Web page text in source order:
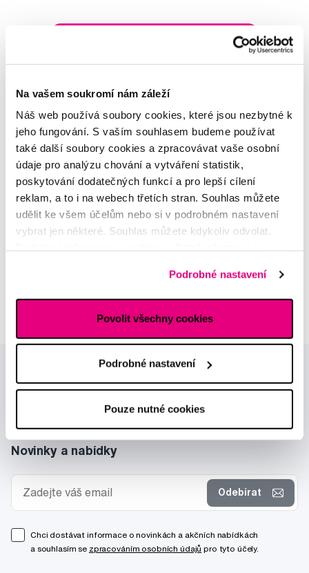
Na vašem soukromí nám záleží
Náš web používá soubory cookies, které jsou nezbytné k
jeho fungování. S vaším souhlasem budeme používat
také další soubory cookies a zpracovávat vaše osobní
údaje pro analýzu chování a vytváření statistik,
poskytování dodatečných funkcí a pro lepší cílení
reklam, a to i na webech třetích stran. Souhlas můžete
udělit ke všem účelům nebo si v podrobném nastavení
vybrat jen některé. Souhlas můžete kdykoliv odvolat.
Podrobné nastavení
Povolit všechny cookies
Podrobné nastavení
Pouze nutné cookies
MDDr. Tomáš Pražák
Odborná zubní konzultace –
parodontologie
Alena Růžičková
odborná konzultace dětského
sortimentu
atestovaná lékařka
Novinky a nabídky
Odebírat
Chci dostávat informace o novinkách a akčních nabídkách
a souhlasím se zpracováním osobních údajů pro tyto účely.